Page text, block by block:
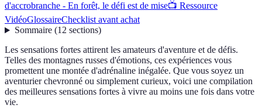
d'accrobranche - En forêt, le défi est de mise📺 Ressource
VidéoGlossaireChecklist avant achat
Sommaire(12 sections)
Les sensations fortes attirent les amateurs d'aventure et de défis.
Telles des montagnes russes d'émotions, ces expériences vous
promettent une montée d'adrénaline inégalée. Que vous soyez un
aventurier chevronné ou simplement curieux, voici une compilation
des meilleures sensations fortes à vivre au moins une fois dans votre
vie.